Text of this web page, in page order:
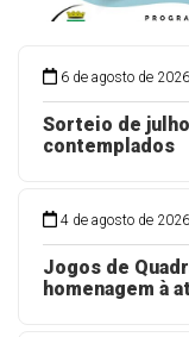
6 de agosto de 2026
Sorteio de julho
contemplados
4 de agosto de 2026
Jogos de
homenagem à